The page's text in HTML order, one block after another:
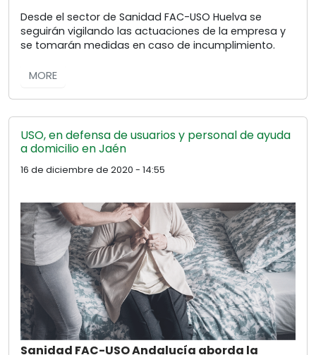
Desde el sector de Sanidad FAC-USO Huelva se
seguirán vigilando las actuaciones de la empresa y
se tomarán medidas en caso de incumplimiento.
MORE
USO, en defensa de usuarios y personal de ayuda
a domicilio en Jaén
16 de diciembre de 2020 - 14:55
Sanidad FAC-USO Andalucía aborda la